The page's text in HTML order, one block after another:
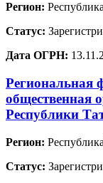
Регион:
Статус:
Дата ОГРН:
Региональная
общественная
Республики
Регион:
Статус: